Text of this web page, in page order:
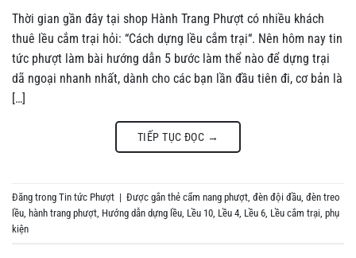
Thời gian gần đây tại shop Hành Trang Phượt có nhiều khách
thuê lều cắm trại hỏi: “Cách dựng lều cắm trại“. Nên hôm nay tin
tức phượt làm bài hướng dẫn 5 bước làm thể nào để dựng trại
dã ngoại nhanh nhất, dành cho các bạn lần đầu tiên đi, cơ bản là
[…]
TIẾP TỤC ĐỌC →
Đăng trong Tin tức Phượt | Được gắn thẻ cẩm nang phượt đèn đội đầu đèn treo
lều hành trang phượt Hướng dẫn dựng lều Lều 10 Lều 4 Lều 6 Lều cắm trại phụ
kiện